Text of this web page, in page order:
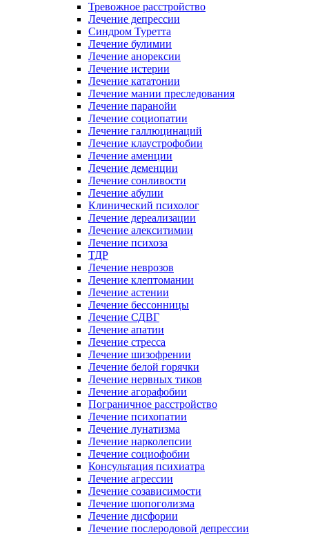
Тревожное расстройство
Лечение депрессии
Синдром Туретта
Лечение булимии
Лечение анорексии
Лечение истерии
Лечение кататонии
Лечение мании преследования
Лечение паранойи
Лечение социопатии
Лечение галлюцинаций
Лечение клаустрофобии
Лечение аменции
Лечение деменции
Лечение сонливости
Лечение абулии
Клинический психолог
Лечение дереализации
Лечение алекситимии
Лечение психоза
ТДР
Лечение неврозов
Лечение клептомании
Лечение астении
Лечение бессонницы
Лечение СДВГ
Лечение апатии
Лечение стресса
Лечение шизофрении
Лечение белой горячки
Лечение нервных тиков
Лечение агорафобии
Пограничное расстройство
Лечение психопатии
Лечение лунатизма
Лечение нарколепсии
Лечение социофобии
Консультация психиатра
Лечение агрессии
Лечение созависимости
Лечение шопоголизма
Лечение дисфории
Лечение послеродовой депрессии